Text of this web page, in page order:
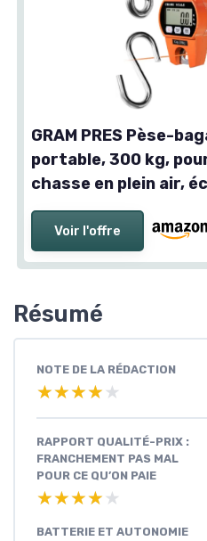
GRAM PRES Pèse-
portable, 300 kg,
chasse en plein air,
Voir l'offre
Résumé
NOTE DE LA RÉDACTION
★★★★★
★★★★★
RAPPORT QUALITÉ-PRIX :
FRANCHEMENT PAS MAL
POUR CE QU’ON PAIE
★★★★★
★★★★★
BATTERIE ET AUTONOMIE